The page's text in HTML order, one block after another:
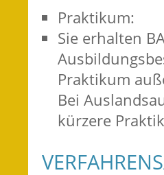
Praktikum:
Sie erhalten
Praktikum
Bei
kürzere